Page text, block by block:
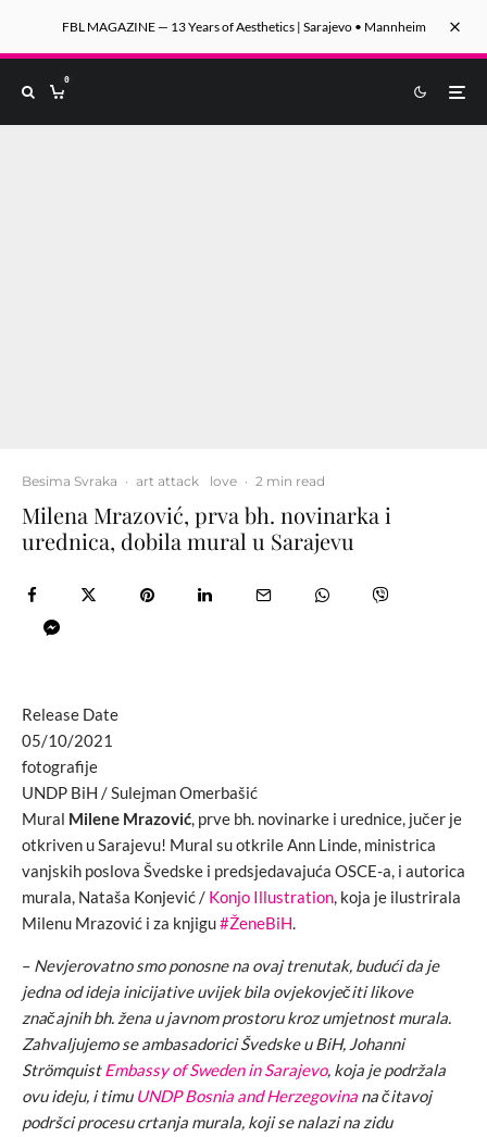
FBL MAGAZINE — 13 Years of Aesthetics | Sarajevo • Mannheim
0
Besima Svraka · art attack love · 2 min read
Milena Mrazović, prva bh. novinarka i
urednica, dobila mural u Sarajevu
Release Date
05/10/2021
fotografije
UNDP BiH / Sulejman Omerbašić
Mural Milene Mrazović, prve bh. novinarke i urednice, jučer je
otkriven u Sarajevu! Mural su otkrile Ann Linde, ministrica
vanjskih poslova Švedske i predsjedavajuća OSCE-a, i autorica
murala, Nataša Konjević / Konjo Illustration, koja je ilustrirala
Milenu Mrazović i za knjigu#ŽeneBiH.
– Nevjerovatno smo ponosne na ovaj trenutak, budući da je
jedna od ideja inicijative uvijek bila ovjekovječiti likove
značajnih bh. žena u javnom prostoru kroz umjetnost murala.
Zahvaljujemo se ambasadorici Švedske u BiH, Johanni
StrömquistEmbassy of Sweden in Sarajevo, koja je podržala
ovu ideju, i timu UNDP Bosnia and Herzegovina na čitavoj
podršci procesu crtanja murala, koji se nalazi na zidu